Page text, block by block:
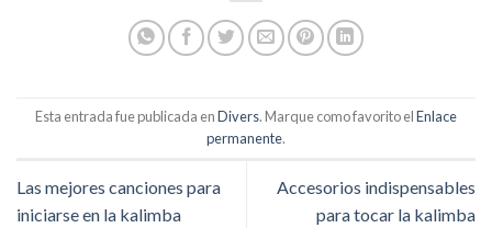
Esta entrada fue publicada enDivers. Marque como favorito elEnlace
permanente.
Las mejores canciones para
iniciarse en la kalimba
Accesorios indispensables
para tocar la kalimba